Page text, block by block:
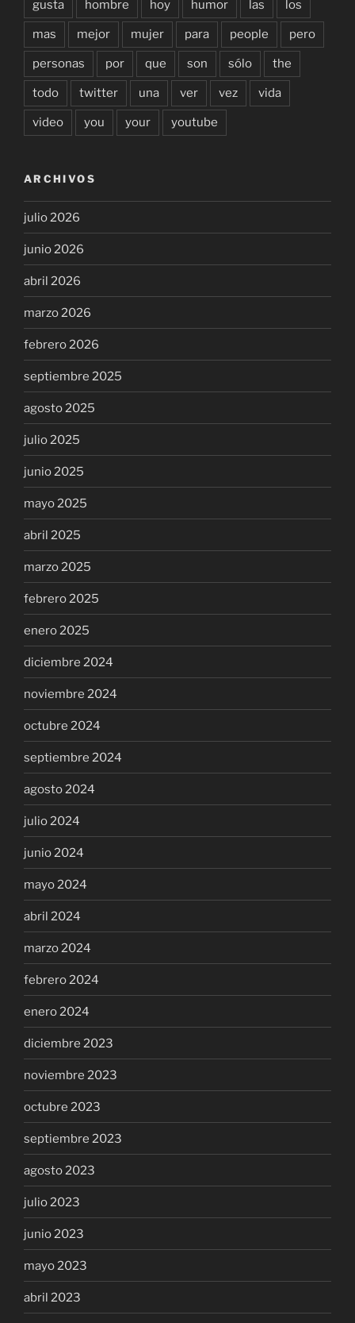
gusta hombre hoy humor las los
mas mejor mujer para people pero
personas por que son sólo the
todo twitter una ver vez vida
video you your youtube
ARCHIVOS
julio 2026
junio 2026
abril 2026
marzo 2026
febrero 2026
septiembre 2025
agosto 2025
julio 2025
junio 2025
mayo 2025
abril 2025
marzo 2025
febrero 2025
enero 2025
diciembre 2024
noviembre 2024
octubre 2024
septiembre 2024
agosto 2024
julio 2024
junio 2024
mayo 2024
abril 2024
marzo 2024
febrero 2024
enero 2024
diciembre 2023
noviembre 2023
octubre 2023
septiembre 2023
agosto 2023
julio 2023
junio 2023
mayo 2023
abril 2023